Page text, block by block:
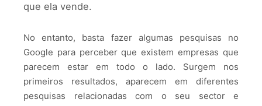
que ela vende.
No entanto, basta fazer algumas pesquisas no
Google para perceber que existem empresas que
parecem estar em todo o lado. Surgem nos
primeiros resultados, aparecem em diferentes
pesquisas relacionadas com o seu sector e